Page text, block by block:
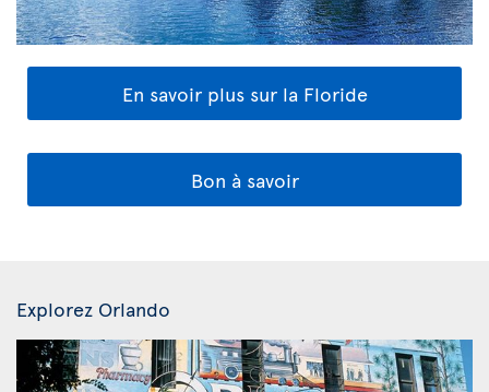
En savoir plus sur la Floride
Bon à savoir
Explorez Orlando